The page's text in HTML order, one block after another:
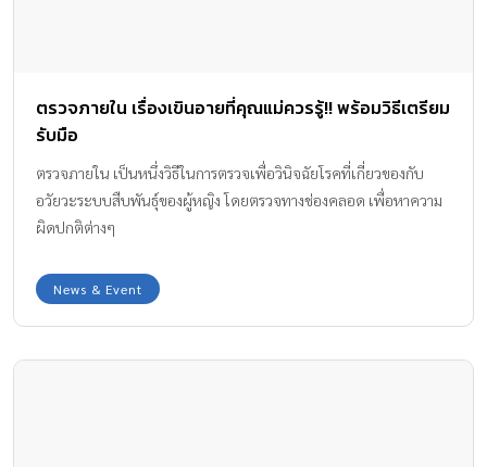
ตรวจภายใน เรื่องเขินอายที่คุณแม่ควรรู้!! พร้อมวิธีเตรียม
รับมือ
ตรวจภายใน เป็นหนึ่งวิธีในการตรวจเพื่อวินิจฉัยโรคที่เกี่ยวของกับ
อวัยวะระบบสืบพันธุ์ของผู้หญิง โดยตรวจทางช่องคลอด เพื่อหาความ
ผิดปกติต่างๆ
News & Event